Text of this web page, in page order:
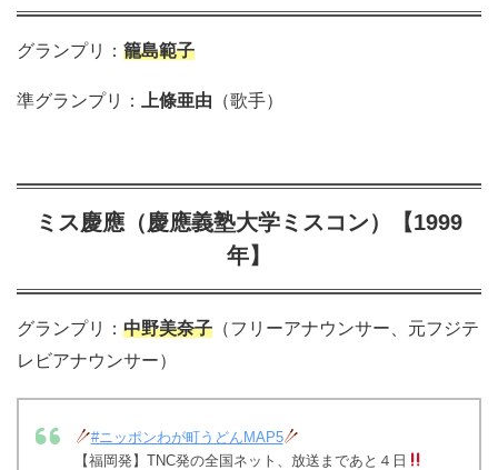
グランプリ： 籠島範子
準グランプリ： 上條亜由 （歌手）
ミス慶應（慶應義塾大学ミスコン）【1999
年】
グランプリ： 中野美奈子 （フリーアナウンサー、元フジテ
レビアナウンサー）
#ニッポンわが町うどんMAP5
【福岡発】TNC発の全国ネット、放送まであと４日